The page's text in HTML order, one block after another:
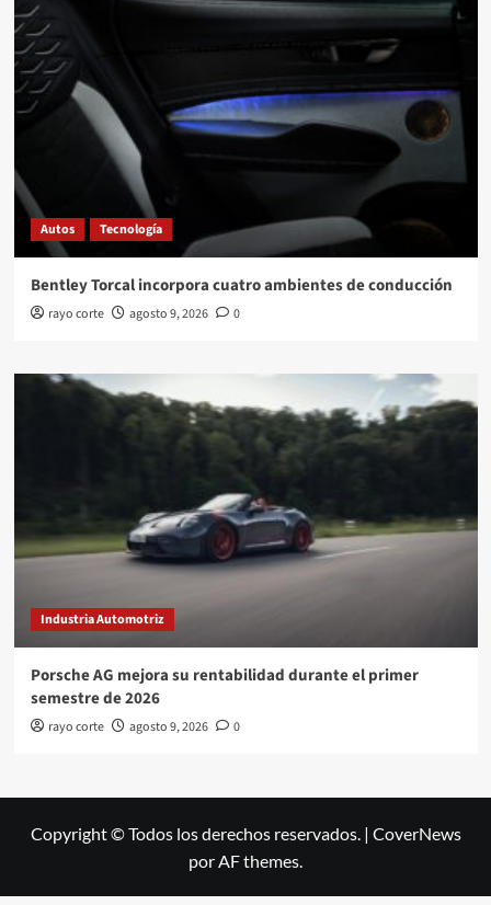
Autos Tecnología
Bentley Torcal incorpora cuatro ambientes de conducción
rayo corte agosto 9, 2026 0
Industria Automotriz
Porsche AG mejora su rentabilidad durante el primer
semestre de 2026
rayo corte agosto 9, 2026 0
Copyright © Todos los derechos reservados. | CoverNews
por AF themes.